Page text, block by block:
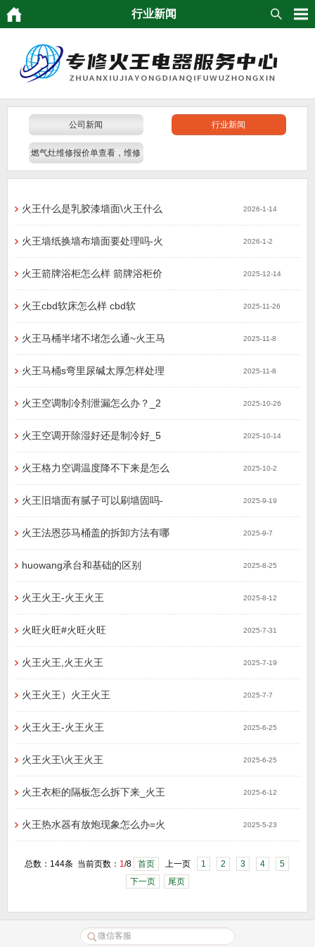
行业新闻
公司新闻 行业新闻
燃气灶维修报价单查看，维修
火王什么是乳胶漆墙面\火王什么 2026-1-14
火王墙纸换墙布墙面要处理吗-火 2026-1-2
火王箭牌浴柜怎么样 箭牌浴柜价 2025-12-14
火王cbd软床怎么样 cbd软 2025-11-26
火王马桶半堵不堵怎么通~火王马 2025-11-8
火王马桶s弯里尿碱太厚怎样处理 2025-11-8
火王空调制冷剂泄漏怎么办？_2 2025-10-26
火王空调开除湿好还是制冷好_5 2025-10-14
火王格力空调温度降不下来是怎么 2025-10-2
火王旧墙面有腻子可以刷墙固吗- 2025-9-19
火王法恩莎马桶盖的拆卸方法有哪 2025-9-7
huowang承台和基础的区别 2025-8-25
火王火王-火王火王 2025-8-12
火旺火旺#火旺火旺 2025-7-31
火王火王,火王火王 2025-7-19
火王火王）火王火王 2025-7-7
火王火王-火王火王 2025-6-25
火王火王\火王火王 2025-6-25
火王衣柜的隔板怎么拆下来_火王 2025-6-12
火王热水器有放炮现象怎么办=火 2025-5-23
总数：144条 当前页数： 1/8 首页 上一页 1 2 3 4
5
下一页
尾页